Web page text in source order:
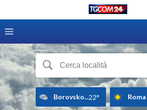
Borovsko...22° Roma